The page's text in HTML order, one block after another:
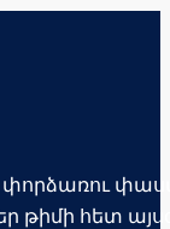
փորձառու
թիմի հետ